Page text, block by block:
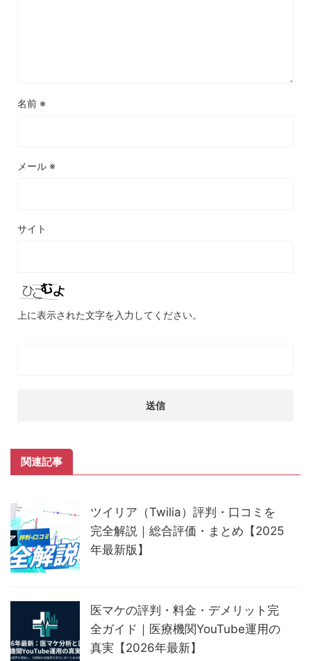
名前 ※
メール ※
サイト
上に表示された文字を入力してください。
関連記事
ツイリア（Twilia）評判・口コミを
完全解説｜総合評価・まとめ【2025
年最新版】
医マケの評判・料金・デメリット完
全ガイド｜医療機関YouTube運用の
真実【2026年最新】